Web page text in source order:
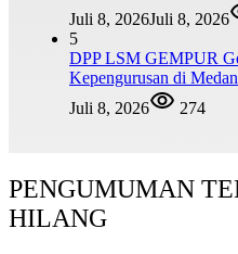
Juli 8, 2026Juli 8, 2026
5
DPP LSM GEMPUR
Kepengurusan di Medan
Juli 8, 2026
274
PENGUMUMAN
HILANG